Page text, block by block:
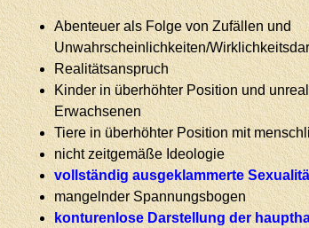
Abenteuer als Folge von Zufällen und
Unwahrscheinlichkeiten/
Realitätsanspruch
Kinder in überhöhter Position und
Erwachsenen
Tiere in überhöhter Position mit
nicht zeitgemäße Ideologie
vollständig ausgeklammerte
mangelnder Spannungsbogen
konturenlose Darstellung der